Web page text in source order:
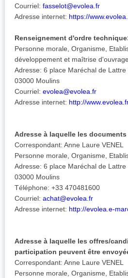
Courriel: fasselot@evolea.fr
Adresse internet: https://
Renseignement d'ordre
Personne morale, Organisme,
développement et maîtrise d'ouvrage
Adresse: 6 place Maréchal de Lattre
03000 Moulins
Courriel: evolea@evolea.fr
Adresse internet: http://
Adresse à laquelle les
Correspondant: Anne Laure VENEL
Personne morale, Organisme,
Adresse: 6 place Maréchal de Lattre
03000 Moulins
Téléphone: +33 470481600
Courriel: achat@evolea.fr
Adresse internet: http://evolea.e-
Adresse à laquelle les offres/
participation peuvent être
Correspondant: Anne Laure VENEL
Personne morale, Organisme,